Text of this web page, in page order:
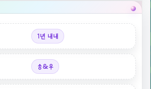
1년 내내
♂&♀